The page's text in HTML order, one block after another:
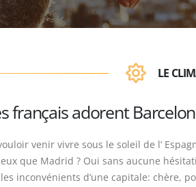
LE
français adorent
venir vivre sous le soleil de l’
que Madrid ? Oui sans aucune
inconvénients d’une capitale: chère,